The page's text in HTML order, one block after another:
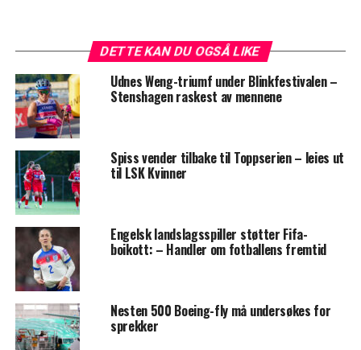
DETTE KAN DU OGSÅ LIKE
Udnes Weng-triumf under Blinkfestivalen –
Stenshagen raskest av mennene
Spiss vender tilbake til Toppserien – leies ut
til LSK Kvinner
Engelsk landslagsspiller støtter Fifa-
boikott: – Handler om fotballens fremtid
Nesten 500 Boeing-fly må undersøkes for
sprekker